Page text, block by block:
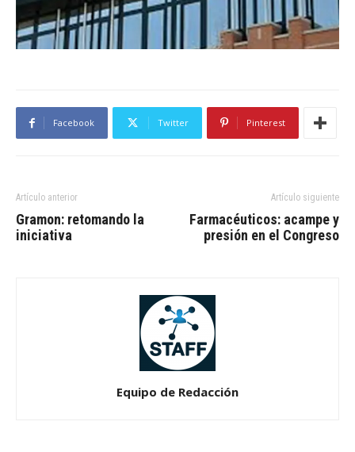
Facebook Twitter Pinterest
Artículo anterior
Gramon: retomando la
iniciativa
Artículo siguiente
Farmacéuticos: acampe y
presión en el Congreso
Equipo de Redacción